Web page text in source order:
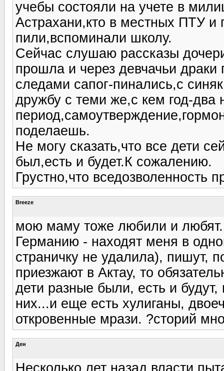
учебы состояли на учете в
Астрахани,кто в местных ПТУ и
пили,вспоминали школу.
Сейчас слушаю рассказы
прошла и через девчачьи драки
следами сапог-пинались,с
дружбу с теми же,с кем год-два
поделаешь.
Не могу сказать,что все дети
был,есть и будет.К сожалению.
Грустно,что вседозволенность
Breeze
мою маму тоже любили и любят.
Германию - находят меня в
страничку не удалила), пишут,
приезжают в Актау, то
дети разные были, есть и
них...и еще есть хулиганы,
откровенные мрази. ?сторий
Ден
Несколько лет назад власти